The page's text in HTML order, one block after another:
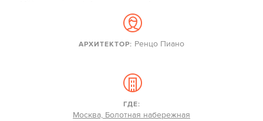
АРХИТЕКТОР: Ренцо Пиано
ГДЕ:
Москва, Болотная набережная